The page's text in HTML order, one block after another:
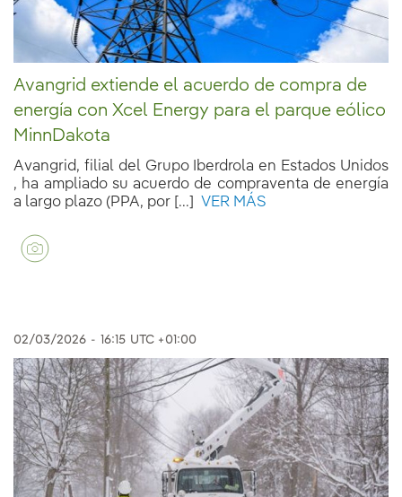
Avangrid extiende el acuerdo de compra de
energía con Xcel Energy para el parque eólico
MinnDakota
Avangrid, filial del Grupo Iberdrola en Estados Unidos
, ha ampliado su acuerdo de compraventa de energía
a largo plazo (PPA, por [...]
VER MÁS
02/03/2026 - 16:15 UTC +01:00